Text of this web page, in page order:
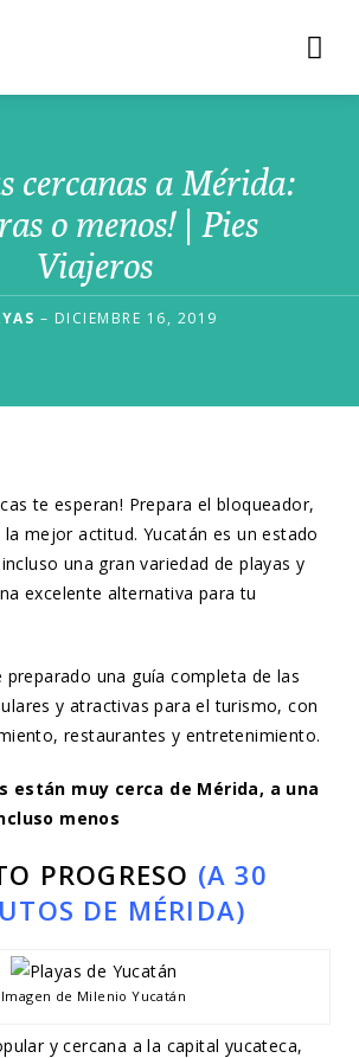
cercanas a Mérida:
o menos! | Pies
Viajeros
– DICIEMBRE 16, 2019
te esperan! Prepara el bloqueador,
mejor actitud. Yucatán es un estado
una gran variedad de playas y
excelente alternativa para tu
preparado una guía completa de las
y atractivas para el turismo, con
restaurantes y entretenimiento.
están muy cerca de Mérida, a una
menos
PROGRESO (A 30
DE MÉRIDA)
Imagen de Milenio Yucatán
y cercana a la capital yucateca,